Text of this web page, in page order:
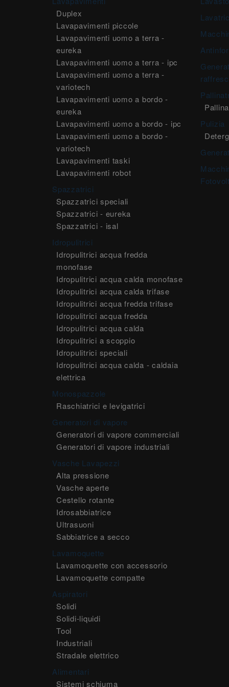
Duplex
Lavapavimenti piccole
Lavapavimenti uomo a terra -
eureka
Lavapavimenti uomo a terra - ipc
Lavapavimenti uomo a terra -
variotech
Lavapavimenti uomo a bordo -
eureka
Lavapavimenti uomo a bordo - ipc
Lavapavimenti uomo a bordo -
variotech
Lavapavimenti taski
Lavapavimenti robot
Spazzatrici
Spazzatrici speciali
Spazzatrici - eureka
Spazzatrici - isal
Idropulitrici
Idropulitrici acqua fredda
monofase
Idropulitrici acqua calda monofase
Idropulitrici acqua calda trifase
Idropulitrici acqua fredda trifase
Idropulitrici acqua fredda
Idropulitrici acqua calda
Idropulitrici a scoppio
Idropulitrici speciali
Idropulitrici acqua calda - caldaia
elettrica
Monospazzole
Raschiatrici e levigatrici
Generatori di vapore
Generatori di vapore commerciali
Generatori di vapore industriali
Vasche Lavapezzi
Alta pressione
Vasche aperte
Cestello rotante
Idrosabbiatrice
Ultrasuoni
Sabbiatrice a secco
Lavamoquette
Lavamoquette con accessorio
Lavamoquette compatte
Aspiratori
Solidi
Solidi-liquidi
Tool
Industriali
Stradale elettrico
Alimentari
Sistemi schiuma
Pulizia